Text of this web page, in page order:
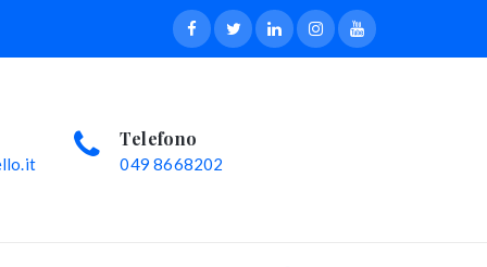
Telefono
049 8668202